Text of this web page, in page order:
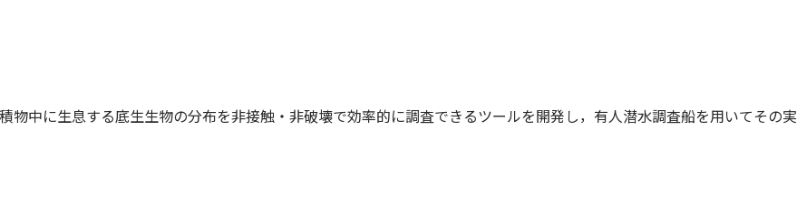
中に生息する底生生物の分布を非接触・非破壊で効率的に調査できるツールを開発し，有人潜水調査船を用いてその実